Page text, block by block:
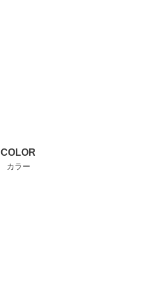
COLOR
カラー